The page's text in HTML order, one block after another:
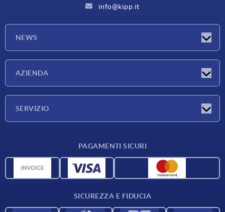
info@kipp.it
NEWS
AZIENDA
SERVIZIO
Dati CAD
PAGAMENTI SICURI
SICUREZZA E FIDUCIA